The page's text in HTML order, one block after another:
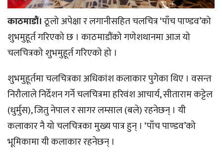
काठमाडौं।ठूलो अपेक्षा र लगानीसहित चलचित्र ‘पाँच पाण्डव’को
शुभमुहूर्त गरिएको छ । काठमाडौंको गणेशथानमा आज यो
चलचित्रको शुभमुहूर्त गरिएको हो ।
शुभमुहूर्तमा चलचित्रका अधिकांश कलाकार पुगेका थिए । वसन्त
निरौलाले निर्देशन गर्ने चलचित्रमा हरिवंश आचार्य, सीताराम कट्टेल
(धुर्मुस), जितु नेपाल र सागर लम्साल (बले) रहनेछन् । यी
कलाकार नै यो चलचित्रका मुख्य पात्र हुन् । ‘पाँच पाण्डव’को
भूमिकामा यी कलाकार रहनेछन् ।